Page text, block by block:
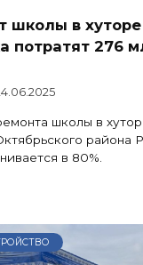
школы в хуторе
потратят 276
школы в
района
в 80%.